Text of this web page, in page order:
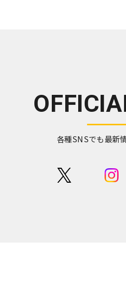
各種SNSでも最新